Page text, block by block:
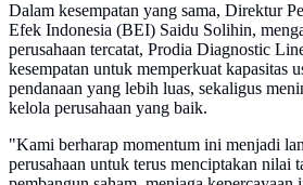
Dalam kesempatan yang sama, Direktur
Efek Indonesia (BEI) Saidu Solihin,
perusahaan tercatat, Prodia Diagnostic
kesempatan untuk memperkuat kapasitas
pendanaan yang lebih luas, sekaligus
kelola perusahaan yang baik.
"Kami berharap momentum ini menjadi
perusahaan untuk terus menciptakan nilai